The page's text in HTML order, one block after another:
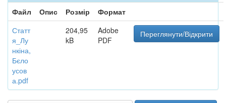
Файл
Опис Розмір
Формат
Статт
я_Лу
нкіна,
Бєло
усов
а.pdf
204,95
kB
Adobe
PDF
Переглянути/Відкрити